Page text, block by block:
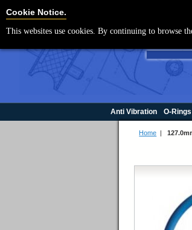
Anti Vibration O-Rings
Home |
Cookie Notice.
This websites use cookies. By continuing to browse
Cookie Settings